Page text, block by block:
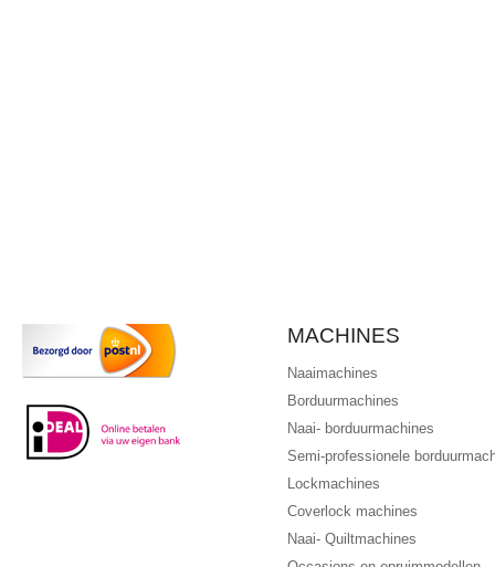
MACHINES
Naaimachines
Borduurmachines
Naai- borduurmachines
Semi-professionele
Lockmachines
Coverlock machines
Naai- Quiltmachines